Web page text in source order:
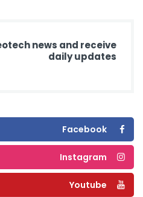
news and receive
daily updates
Facebook
Instagram
Youtube